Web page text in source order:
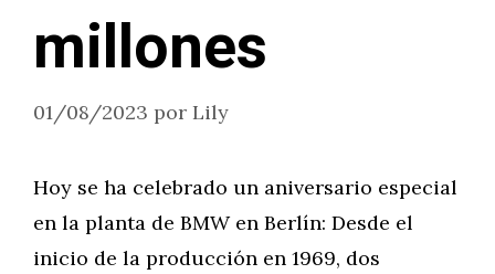
millones
01/08/2023 por Lily
Hoy se ha celebrado un aniversario especial
en la planta de BMW en Berlín: Desde el
inicio de la producción en 1969, dos